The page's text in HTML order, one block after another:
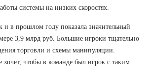
системы на низких скоростях.
и в прошлом году показала значительный
3,9 млрд руб. Большие игроки тщательно
торговли и схемы манипуляции.
хочет, чтобы в команде был игрок с таким